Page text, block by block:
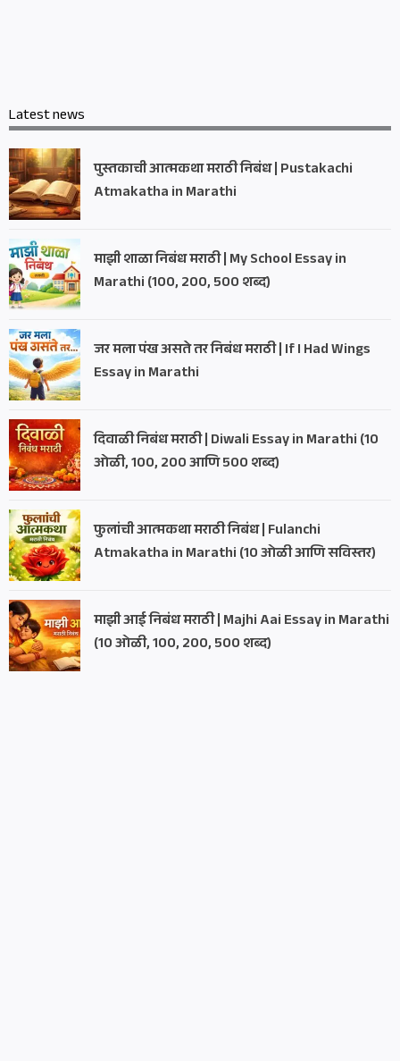
Latest news
पुस्तकाची आत्मकथा मराठी निबंध | Pustakachi
Atmakatha in Marathi
माझी शाळा निबंध मराठी | My School Essay in
Marathi (100, 200, 500 शब्द)
जर मला पंख असते तर निबंध मराठी | If I Had Wings
Essay in Marathi
दिवाळी निबंध मराठी | Diwali Essay in Marathi (10
ओळी, 100, 200 आणि 500 शब्द)
फुलांची आत्मकथा मराठी निबंध | Fulanchi
Atmakatha in Marathi (10 ओळी आणि सविस्तर)
माझी आई निबंध मराठी | Majhi Aai Essay in Marathi
(10 ओळी, 100, 200, 500 शब्द)